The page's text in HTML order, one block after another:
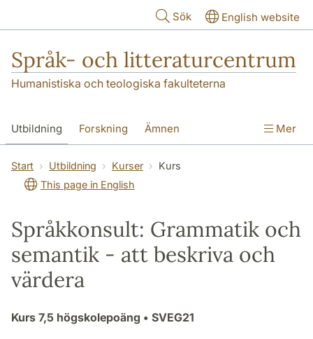
Sök English website
Språk- och litteraturcentrum
Humanistiska och teologiska fakulteterna
Utbildning Forskning Ämnen
SOL-husen Kontakt Institutionen
översättning till svenska
Mer
Start Utbildning Kurser
Kurs
This page in English
Språkkonsult: Grammatik och
semantik - att beskriva och
värdera
Kurs 7,5 högskolepoäng • SVEG21